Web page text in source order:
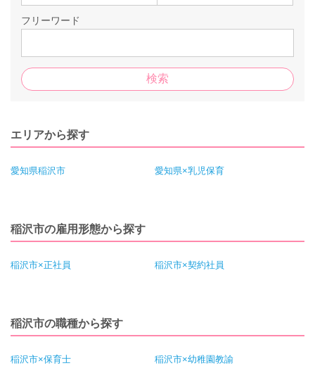
フリーワード
エリアから探す
愛知県稲沢市 愛知県×乳児保育
稲沢市の雇用形態から探す
稲沢市×正社員 稲沢市×契約社員
稲沢市の職種から探す
稲沢市×保育士 稲沢市×幼稚園教諭